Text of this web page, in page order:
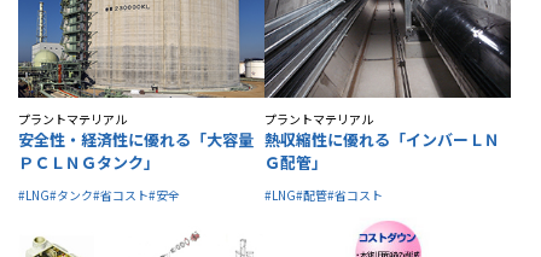
プラントマテリアル
安全性・経済性に優れる「大容量
ＰＣＬＮＧタンク」
#LNG#タンク#省コスト#安全
プラントマテリアル
熱収縮性に優れる「インバーＬＮ
Ｇ配管」
#LNG#配管#省コスト